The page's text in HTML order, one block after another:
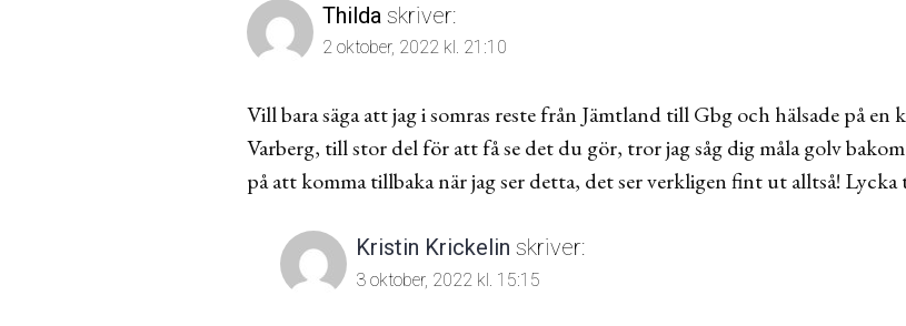
Thilda skriver:
2 oktober, 2022 kl. 21:10
Vill bara säga att jag i somras reste från Jämtland till Gbg och hälsade på
Varberg, till stor del för att få se det du gör, tror jag såg dig måla golv
på att komma tillbaka när jag ser detta, det ser verkligen fint ut alltså!
Kristin Krickelin skriver:
3 oktober, 2022 kl. 15:15